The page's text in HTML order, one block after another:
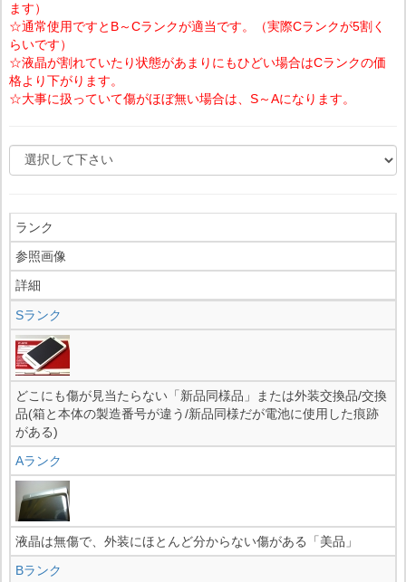
ます）
☆通常使用ですとB～Cランクが適当です。（実際Cランクが5割く
らいです）
☆液晶が割れていたり状態があまりにもひどい場合はCランクの価
格より下がります。
☆大事に扱っていて傷がほぼ無い場合は、S～Aになります。
ランク
参照画像
詳細
Sランク
どこにも傷が見当たらない「新品同様品」または外装交換品/交換
品(箱と本体の製造番号が違う/新品同様だが電池に使用した痕跡
がある)
Aランク
液晶は無傷で、外装にほとんど分からない傷がある「美品」
Bランク